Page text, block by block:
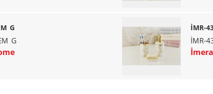
G
G
İMR-
İMR-